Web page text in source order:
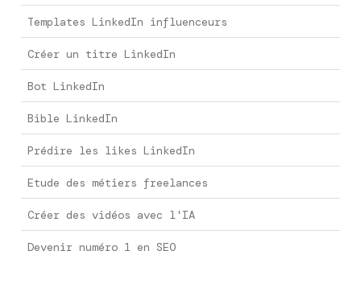
Templates LinkedIn influenceurs
Créer un titre LinkedIn
Bot LinkedIn
Bible LinkedIn
Prédire les likes LinkedIn
Etude des métiers freelances
Créer des vidéos avec l'IA
Devenir numéro 1 en SEO